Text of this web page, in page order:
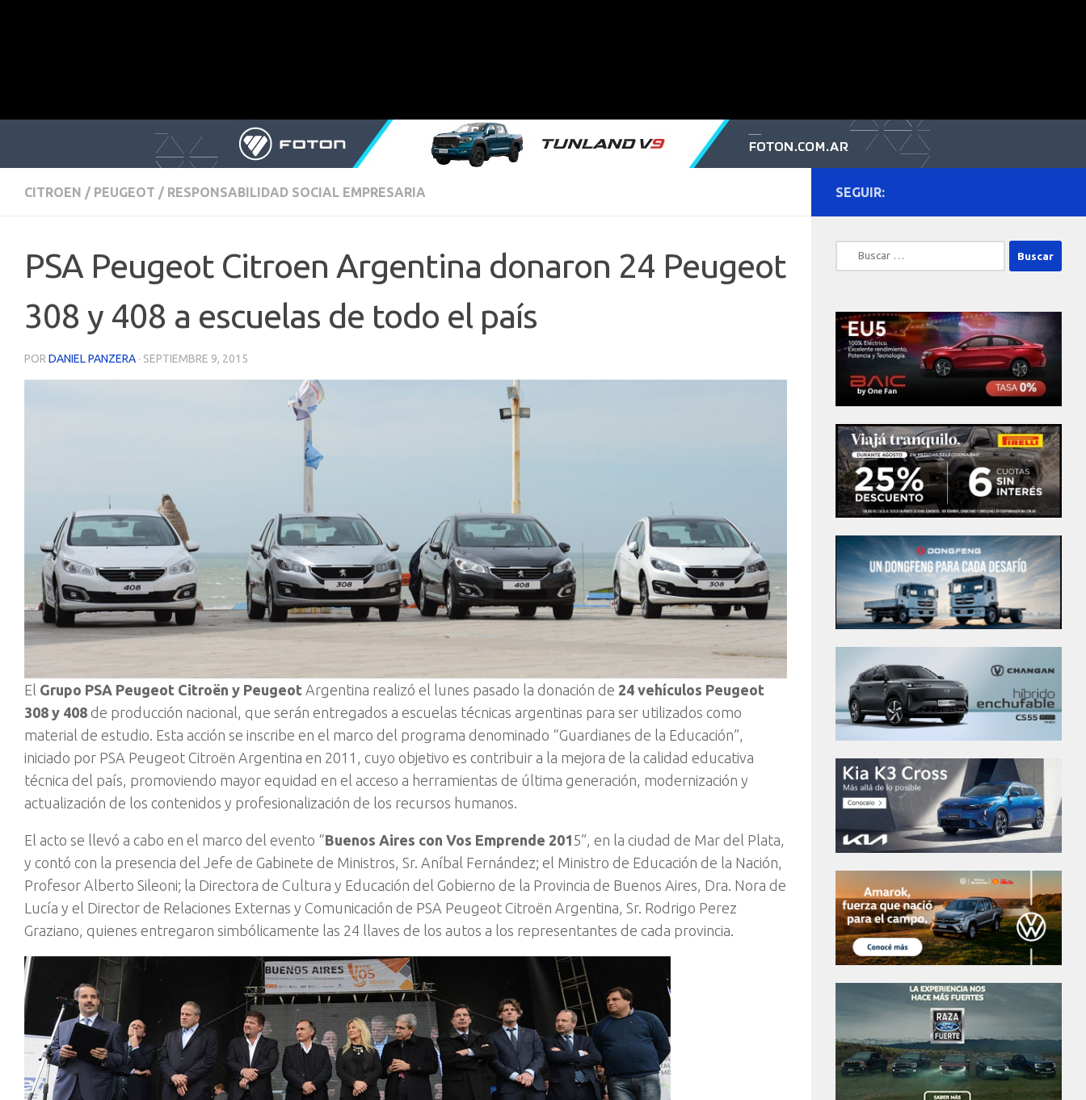
CITROEN / PEUGEOT / RESPONSABILIDAD SOCIAL EMPRESARIA
PSA Peugeot Citroen Argentina donaron 24 Peugeot
308 y 408 a escuelas de todo el país
POR DANIEL PANZERA · SEPTIEMBRE 9, 2015
El Grupo PSA Peugeot Citroën y Peugeot Argentina realizó el lunes pasado la donación de 24 vehículos Peugeot
308 y 408 de producción nacional, que serán entregados a escuelas técnicas argentinas para ser utilizados como
material de estudio. Esta acción se inscribe en el marco del programa denominado “Guardianes de la Educación”,
iniciado por PSA Peugeot Citroën Argentina en 2011, cuyo objetivo es contribuir a la mejora de la calidad educativa
técnica del país, promoviendo mayor equidad en el acceso a herramientas de última generación, modernización y
actualización de los contenidos y profesionalización de los recursos humanos.
El acto se llevó a cabo en el marco del evento “Buenos Aires con Vos Emprende 2015”, en la ciudad de Mar del Plata,
y contó con la presencia del Jefe de Gabinete de Ministros, Sr. Aníbal Fernández; el Ministro de Educación de la Nación,
Profesor Alberto Sileoni; la Directora de Cultura y Educación del Gobierno de la Provincia de Buenos Aires, Dra. Nora de
Lucía y el Director de Relaciones Externas y Comunicación de PSA Peugeot Citroën Argentina, Sr. Rodrigo Perez
Graziano, quienes entregaron simbólicamente las 24 llaves de los autos a los representantes de cada provincia.
SEGUIR:
Buscar: